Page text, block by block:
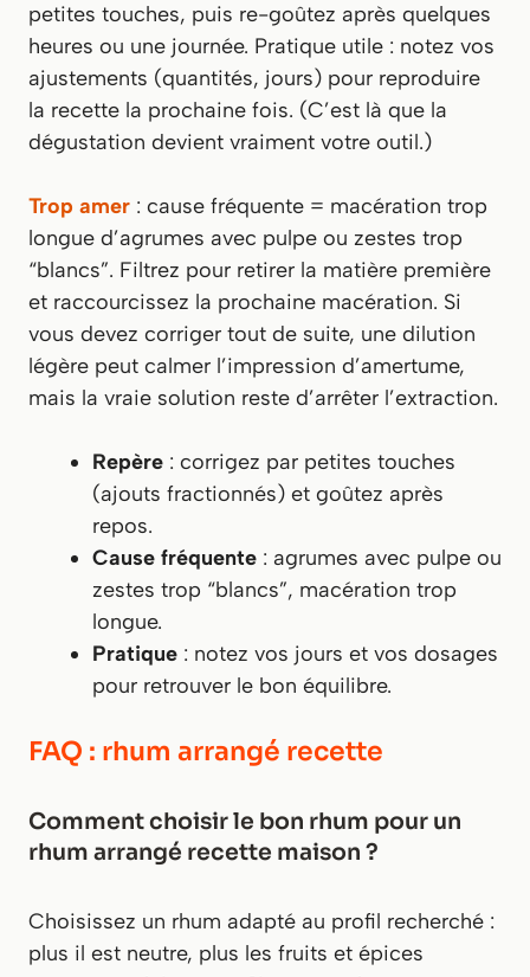
petites touches, puis re-goûtez après quelques
heures ou une journée. Pratique utile : notez vos
ajustements (quantités, jours) pour reproduire
la recette la prochaine fois. (C’est là que la
dégustation devient vraiment votre outil.)
Trop amer : cause fréquente = macération trop
longue d’agrumes avec pulpe ou zestes trop
“blancs”. Filtrez pour retirer la matière première
et raccourcissez la prochaine macération. Si
vous devez corriger tout de suite, une dilution
légère peut calmer l’impression d’amertume,
mais la vraie solution reste d’arrêter l’extraction.
Repère : corrigez par petites touches
(ajouts fractionnés) et goûtez après
repos.
Cause fréquente : agrumes avec pulpe ou
zestes trop “blancs”, macération trop
longue.
Pratique : notez vos jours et vos dosages
pour retrouver le bon équilibre.
FAQ : rhum arrangé recette
Comment choisir le bon rhum pour un
rhum arrangé recette maison ?
Choisissez un rhum adapté au profil recherché :
plus il est neutre, plus les fruits et épices